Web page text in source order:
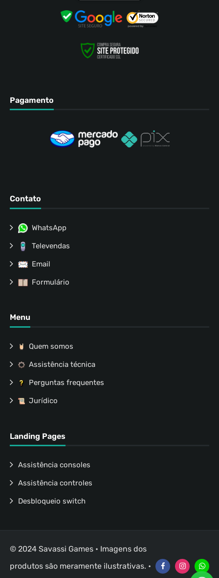
Pagamento
Contato
WhatsApp
Televendas
Email
Formulário
Menu
Quem somos
Assistência técnica
Perguntas frequentes
Jurídico
Landing Pages
Assistência consoles
Assistência controles
Desbloqueio switch
© 2024 Savassi Games • Imagens dos
produtos são meramente ilustrativas. •